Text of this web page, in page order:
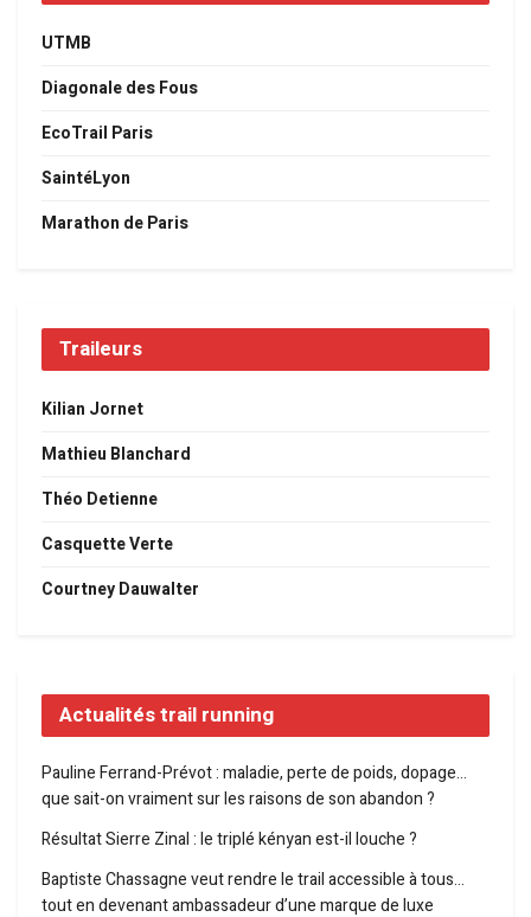
UTMB
Diagonale des Fous
EcoTrail Paris
SaintéLyon
Marathon de Paris
Traileurs
Kilian Jornet
Mathieu Blanchard
Théo Detienne
Casquette Verte
Courtney Dauwalter
Actualités trail running
Pauline Ferrand-Prévot : maladie, perte de poids, dopage…
que sait-on vraiment sur les raisons de son abandon ?
Résultat Sierre Zinal : le triplé kényan est-il louche ?
Baptiste Chassagne veut rendre le trail accessible à tous…
tout en devenant ambassadeur d’une marque de luxe